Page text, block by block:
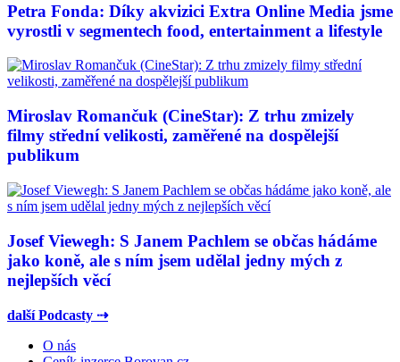
Petra Fonda: Díky akvizici Extra Online Media jsme
vyrostli v segmentech food, entertainment a lifestyle
Miroslav Romančuk (CineStar): Z trhu zmizely
filmy střední velikosti, zaměřené na dospělejší
publikum
Josef Viewegh: S Janem Pachlem se občas hádáme
jako koně, ale s ním jsem udělal jedny mých z
nejlepších věcí
další Podcasty ⇢
O nás